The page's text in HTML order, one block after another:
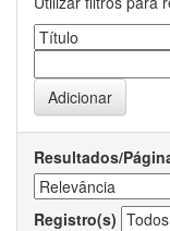
Resultados/
Registro(s)